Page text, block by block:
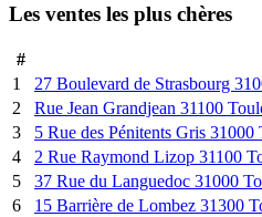
Les ventes les plus chères
#
1
27 Boulevard de Strasbourg
2
Rue Jean Grandjean 31100
3
5 Rue des Pénitents Gris 31000
4
2 Rue Raymond Lizop 31100
5
37 Rue du Languedoc 31000
6
15 Barrière de Lombez 31300